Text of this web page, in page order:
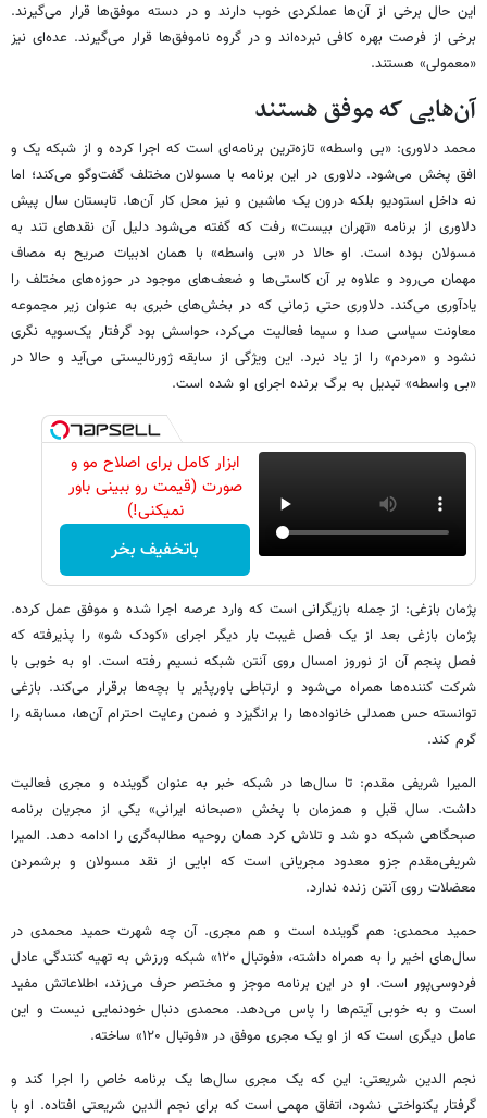
این حال برخی از آن‌ها عملکردی خوب دارند و در دسته موفق‌ها قرار می‌گیرند.
برخی از فرصت بهره کافی نبرده‌اند و در گروه ناموفق‌ها قرار می‌گیرند. عده‌ای نیز
«معمولی» هستند.
آن‌هایی که موفق هستند
محمد دلاوری: «بی واسطه» تازه‌ترین برنامه‌ای است که اجرا کرده و از شبکه یک و
افق پخش می‌شود. دلاوری در این برنامه با مسولان مختلف گفت‌وگو می‌کند؛ اما
نه داخل استودیو بلکه درون یک ماشین و نیز محل کار آن‌ها. تابستان سال پیش
دلاوری از برنامه «تهران بیست» رفت که گفته می‌شود دلیل آن نقدهای تند به
مسولان بوده است. او حالا در «بی واسطه» با همان ادبیات صریح به مصاف
مهمان می‌رود و علاوه بر آن کاستی‌ها و ضعف‌های موجود در حوزه‌های مختلف را
یادآوری می‌کند. دلاوری حتی زمانی که در بخش‌های خبری به عنوان زیر مجموعه
معاونت سیاسی صدا و سیما فعالیت می‌کرد، حواسش بود گرفتار یک‌سویه نگری
نشود و «مردم» را از یاد نبرد. این ویژگی از سابقه ژورنالیستی می‌آید و حالا در
«بی واسطه» تبدیل به برگ برنده اجرای او شده است.
ابزار کامل برای اصلاح مو و
صورت (قیمت رو ببینی باور
نمیکنی!)
باتخفیف بخر
پژمان بازغی: از جمله بازیگرانی است که وارد عرصه اجرا شده و موفق عمل کرده.
پژمان بازغی بعد از یک فصل غیبت بار دیگر اجرای «کودک شو» را پذیرفته که
فصل پنجم آن از نوروز امسال روی آنتن شبکه نسیم رفته است. او به خوبی با
شرکت کننده‌ها همراه می‌شود و ارتباطی باورپذیر با بچه‌ها برقرار می‌کند. بازغی
توانسته حس همدلی خانواده‌ها را برانگیزد و ضمن رعایت احترام آن‌ها، مسابقه را
گرم کند.
المیرا شریفی مقدم: تا سال‌ها در شبکه خبر به عنوان گوینده و مجری فعالیت
داشت. سال قبل و همزمان با پخش «صبحانه ایرانی» یکی از مجریان برنامه
صبحگاهی شبکه دو شد و تلاش کرد همان روحیه مطالبه‌گری را ادامه دهد. المیرا
شریفی‌مقدم جزو معدود مجریانی است که ابایی از نقد مسولان و برشمردن
معضلات روی آنتن زنده ندارد.
حمید محمدی: هم گوینده است و هم مجری. آن چه شهرت حمید محمدی در
سال‌های اخیر را به همراه داشته، «فوتبال ۱۲۰» شبکه ورزش به تهیه کنندگی عادل
فردوسی‌پور است. او در این برنامه موجز و مختصر حرف می‌زند، اطلاعاتش مفید
است و به خوبی آیتم‌ها را پاس می‌دهد. محمدی دنبال خودنمایی نیست و این
عامل دیگری است که از او یک مجری موفق در «فوتبال ۱۲۰» ساخته.
نجم الدین شریعتی: این که یک مجری سال‌ها یک برنامه خاص را اجرا کند و
گرفتار یکنواختی نشود، اتفاق مهمی است که برای نجم الدین شریعتی افتاده. او با